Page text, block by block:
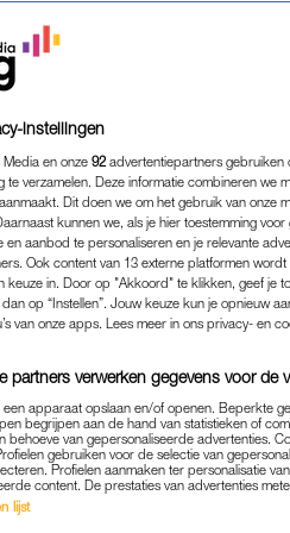
VAN
MEDIA|
21-11-2024 |
social media? Je ziet
fijn dat je erover kunt
instellingen
en onze 92 advertentiepartners gebruiken
te verzamelen. Deze informatie combineren we
Dit doen we om het gebruik van onze
kunnen we, als je hier toestemming
en aanbod te personaliseren en je relevante
Ook content van 13 externe platformen
keuze in. Door op "Akkoord" te klikken, geef je
op “Instellen”. Jouw keuze kun je opnieuw
van onze apps. Lees meer in ons privacy- en
partners verwerken gegevens voor de
apparaat opslaan en/of openen. Beperkte
begrijpen aan de hand van statistieken of
behoeve van gepersonaliseerde advertenties.
gebruiken voor de selectie van
Profielen aanmaken ter personalisatie
content. De prestaties van advertenties
lijst